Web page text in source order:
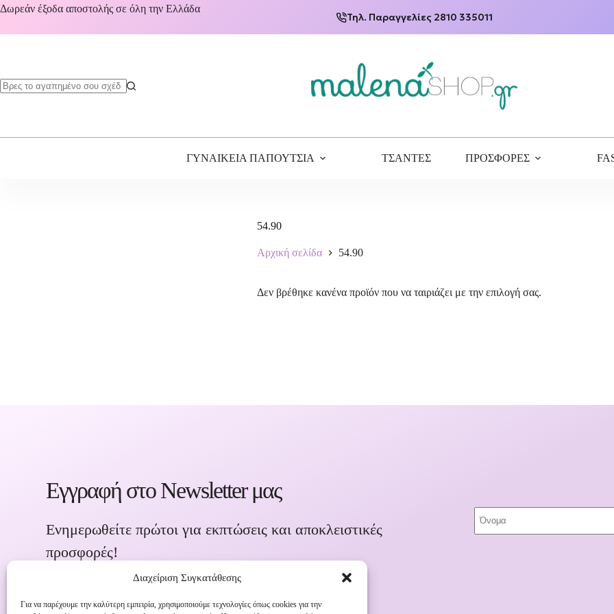
Διαχείριση Συγκατάθεσης
Για να παρέχουμε την καλύτερη εμπειρία, χρησιμοποιούμε τεχνολογίες όπως cookies για την
Δωρεάν έξοδα αποστολής σε όλη την Ελλάδα
Τηλ. Παραγγελίες 2810 335011
ΓΥΝΑΙΚΕΙΑ ΠΑΠΟΥΤΣΙΑ ΤΣΑΝΤΕΣ ΠΡΟΣΦΟΡΕΣ
54.90
Αρχική σελίδα 54.90
Δεν βρέθηκε κανένα προϊόν που να ταιριάζει με την επιλογή σας.
Εγγραφή στο Newsletter μας
Ενημερωθείτε πρώτοι για εκπτώσεις και αποκλειστικές
προσφορές!